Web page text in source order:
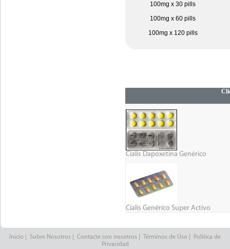
100mg x 30 pills
100mg x 60 pills
100mg x 120 pills
Cialis Dapoxetina Genérico
Cialis Genérico Super Activo
Inicio Sobre Nosotros Contacte con nosotros Términos de Uso
Política de
Privacidad